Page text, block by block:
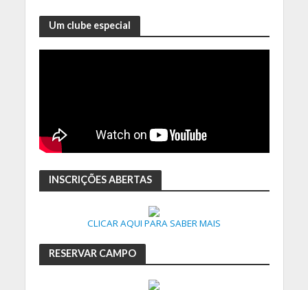
Um clube especial
INSCRIÇÕES ABERTAS
CLICAR AQUI PARA SABER MAIS
RESERVAR CAMPO